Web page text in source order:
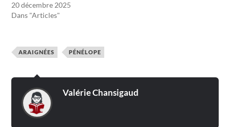
20 décembre 2025
Dans "Articles"
ARAIGNÉES PÉNÉLOPE
Valérie Chansigaud